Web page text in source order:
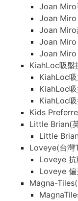
Joan Miro
Joan Miro
Joan Miro
Joan Miro
Joan Miro
KiahLoc吸盤
KiahLoc
KiahLoc
KiahLoc
Kids
Little Brian(
Little
Loveye(台灣
Loveye
Loveye
Magna-